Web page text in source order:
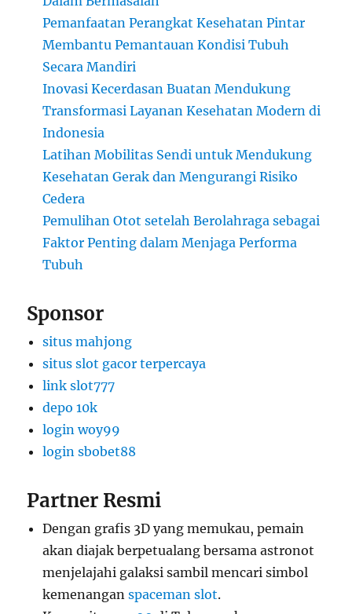
Pemanfaatan Perangkat Kesehatan Pintar
Membantu Pemantauan Kondisi Tubuh
Secara Mandiri
Inovasi Kecerdasan Buatan Mendukung
Transformasi Layanan Kesehatan Modern di
Indonesia
Latihan Mobilitas Sendi untuk Mendukung
Kesehatan Gerak dan Mengurangi Risiko
Cedera
Pemulihan Otot setelah Berolahraga sebagai
Faktor Penting dalam Menjaga Performa
Tubuh
Sponsor
situs mahjong
situs slot gacor terpercaya
link slot777
depo 10k
login woy99
login sbobet88
Partner Resmi
Dengan grafis 3D yang memukau, pemain
akan diajak berpetualang bersama astronot
menjelajahi galaksi sambil mencari simbol
kemenanganspaceman slot.